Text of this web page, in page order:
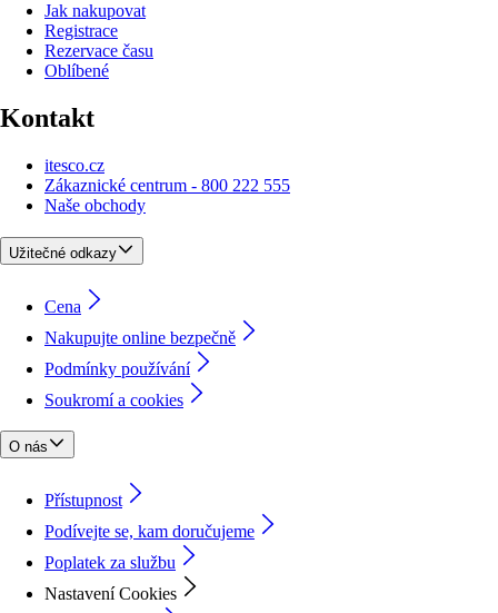
Jak nakupovat
Registrace
Rezervace času
Oblíbené
Kontakt
itesco.cz
Zákaznické centrum - 800 222 555
Naše obchody
Užitečné odkazy
Cena
Nakupujte online bezpečně
Podmínky používání
Soukromí a cookies
O nás
Přístupnost
Podívejte se, kam doručujeme
Poplatek za službu
Nastavení Cookies